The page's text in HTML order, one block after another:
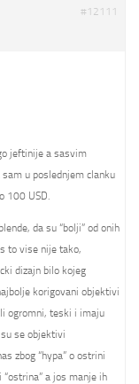
#12111
jeftinije a sasvim
u poslednjem clanku
100 USD.
da su “bolji” od onih
to vise nije tako,
dizajn bilo kojeg
korigovani objektivi
ogromni, teski i imaju
se objektivi
zbog “hypa” o ostrini
a jos manje ih